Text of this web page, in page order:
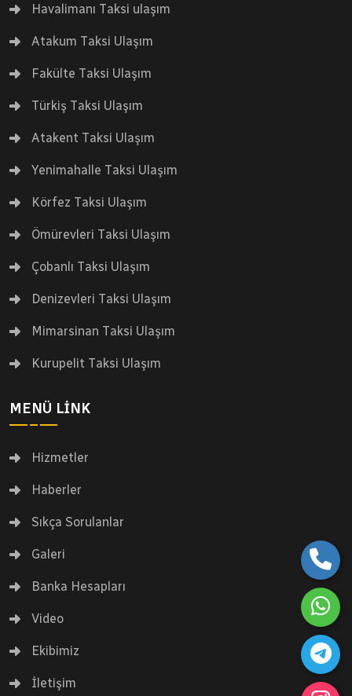
Havalimanı Taksi ulaşım
Atakum Taksi Ulaşım
Fakülte Taksi Ulaşım
Türkiş Taksi Ulaşım
Atakent Taksi Ulaşım
Yenimahalle Taksi Ulaşım
Körfez Taksi Ulaşım
Ömürevleri Taksi Ulaşım
Çobanlı Taksi Ulaşım
Denizevleri Taksi Ulaşım
Mimarsinan Taksi Ulaşım
Kurupelit Taksi Ulaşım
MENÜ LINK
Hizmetler
Haberler
Sıkça Sorulanlar
Galeri
Banka Hesapları
Video
Ekibimiz
İletişim